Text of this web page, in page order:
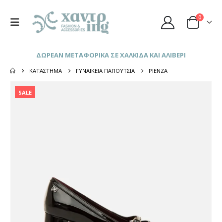
0
ΔΩΡΕΑΝ ΜΕΤΑΦΟΡΙΚΑ ΣΕ ΧΑΛΚΙΔΑ ΚΑΙ ΑΛΙΒΕΡΙ
ΚΑΤΆΣΤΗΜΑ ΓΥΝΑΙΚΕΊΑ ΠΑΠΟΎΤΣΙΑ PIENZA
SALE